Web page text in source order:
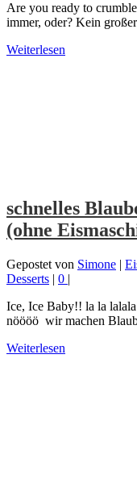
Are you ready to
immer, oder? Kein
Weiterlesen
schnelles
(ohne
Gepostet von Simone |
Desserts | 0 |
Ice, Ice Baby!! la la
nöööö wir machen
Weiterlesen